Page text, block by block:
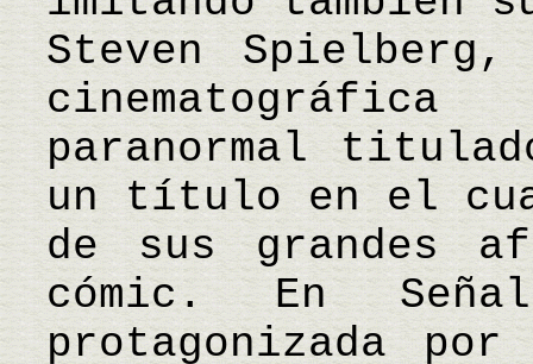
Steven
paranormal
un título en el
de sus grandes
cómic. En
protagonizada